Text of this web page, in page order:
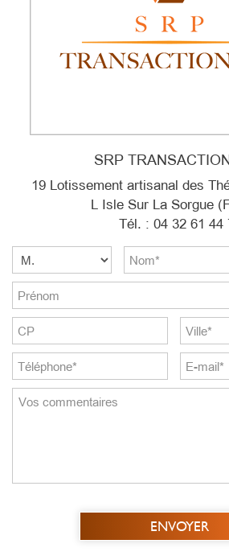
SRP
19 Lotissement artisanal des
L Isle Sur La Sorgue
Tél. : 04 32 61 44
ENVOYER